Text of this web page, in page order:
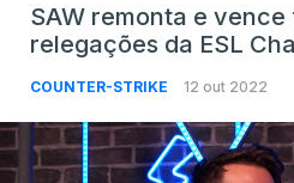
SAW remonta e vence
relegações da ESL
COUNTER-STRIKE 12 out 2022